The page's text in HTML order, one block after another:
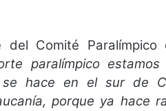
del Comité Paralímpico
paralímpico
hace en el sur de
porque ya hace